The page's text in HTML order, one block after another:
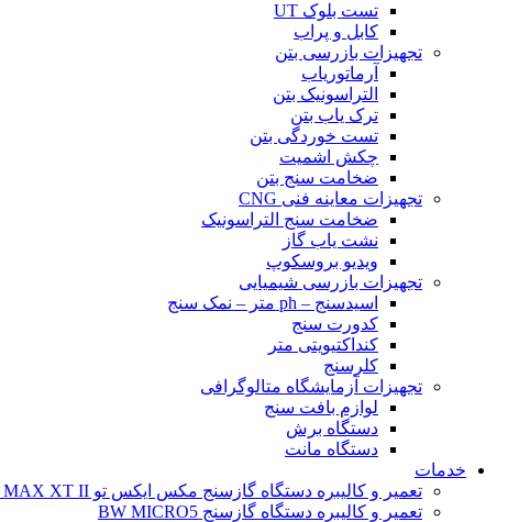
تست بلوک UT
کابل و پراب
تجهیزات بازرسی بتن
آرماتوریاب
التراسونیک بتن
ترک یاب بتن
تست خوردگی بتن
چکش اشمیت
ضخامت سنج بتن
تجهیزات معاینه فنی CNG
ضخامت سنج التراسونیک
نشت یاب گاز
ویدیو بروسکوپ
تجهیزات بازرسی شیمیایی
اسیدسنج – ph متر – نمک سنج
کدورت سنج
کنداکتیویتی متر
کلرسنج
تجهیزات آزمایشگاه متالوگرافی
لوازم بافت سنج
دستگاه برش
دستگاه مانت
خدمات
تعمیر و کالیبره دستگاه گازسنج مکس ایکس تو BW MAX XT II
تعمیر و کالیبره دستگاه گازسنج BW MICRO5